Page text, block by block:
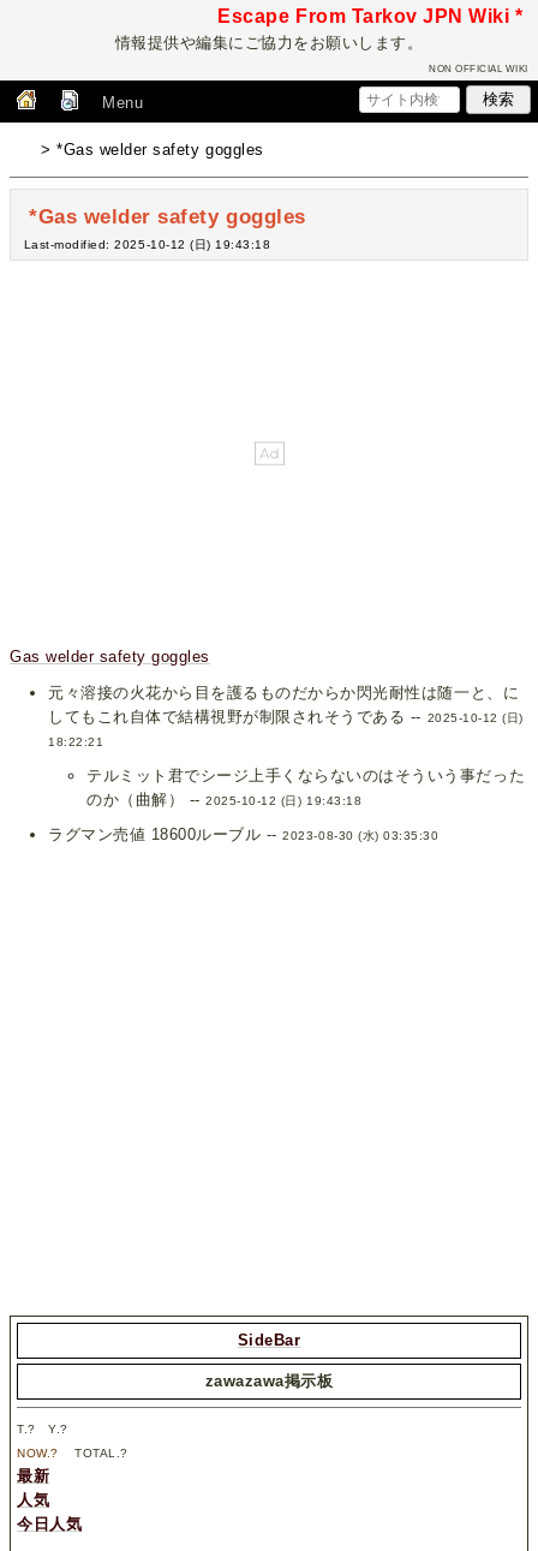
Escape From Tarkov JPN Wiki *
情報提供や編集にご協力をお願いします。
NON OFFICIAL WIKI
Menu
> *Gas welder safety goggles
*Gas welder safety goggles
Last-modified: 2025-10-12 (日) 19:43:18
Gas welder safety goggles
元々溶接の火花から目を護るものだからか閃光耐性は随一と、に
してもこれ自体で結構視野が制限されそうである -- 2025-10-12 (日)
18:22:21
テルミット君でシージ上手くならないのはそういう事だった
のか（曲解） --2025-10-12 (日) 19:43:18
ラグマン売値 18600ルーブル --2023-08-30 (水) 03:35:30
SideBar
zawazawa掲示板
T.? Y.?
NOW.? TOTAL.?
最新
人気
今日人気